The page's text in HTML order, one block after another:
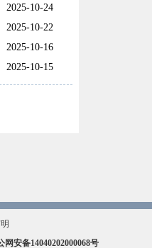
2025-10-24
2025-10-22
2025-10-16
2025-10-15
网安备14040202000068号